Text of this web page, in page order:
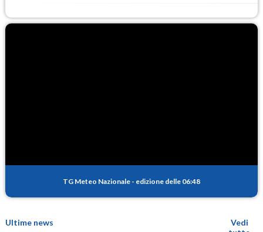
TG Meteo Nazionale - edizione delle 06:48
Ultime news
Vedi